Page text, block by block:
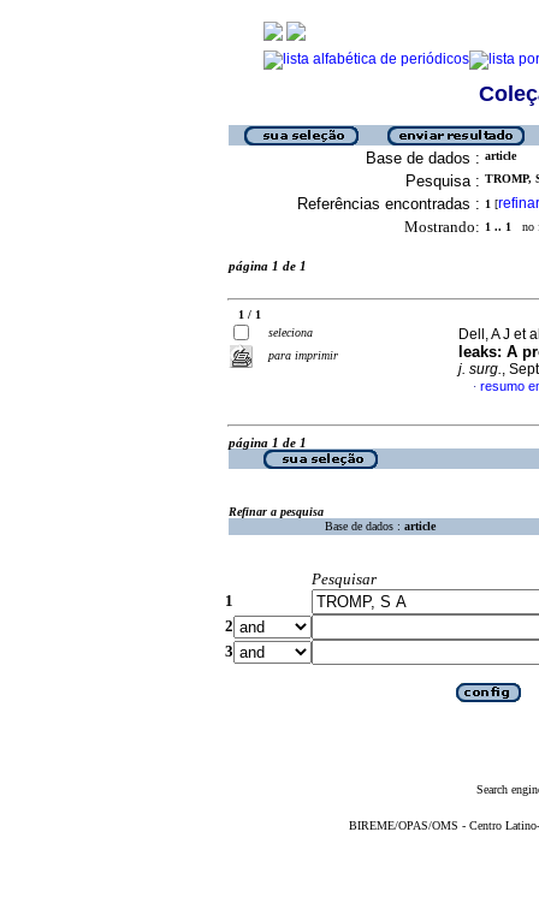
Base de dados : article
Pesquisa : TROMP,
Referências encontradas : 1 [refinar
Mostrando: 1 .. 1 no
página 1 de 1
1 / 1
seleciona
para imprimir
Dell, A J et
leaks: A
j. surg.,
· resumo
página 1 de 1
Refinar a pesquisa
Base de dados : article
Pesquisar
1
2
3
Search
BIREME/OPAS/OMS - Centro Latino-